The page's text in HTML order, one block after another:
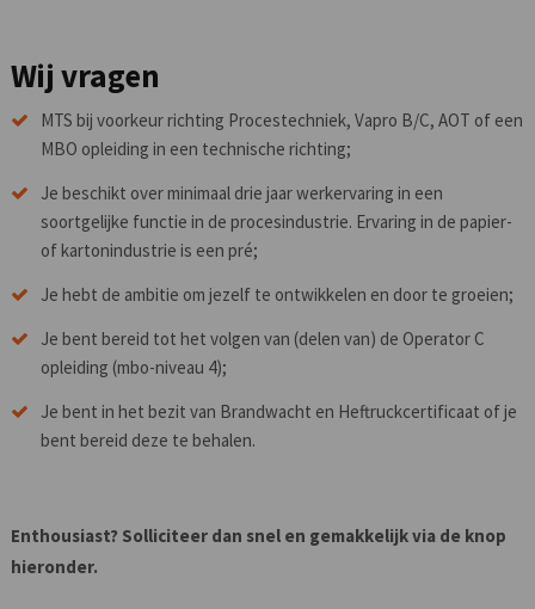
Wij vragen
MTS bij voorkeur richting Procestechniek, Vapro B/C, AOT of een
MBO opleiding in een technische richting;
Je beschikt over minimaal drie jaar werkervaring in een
soortgelijke functie in de procesindustrie. Ervaring in de papier-
of kartonindustrie is een pré;
Je hebt de ambitie om jezelf te ontwikkelen en door te groeien;
Je bent bereid tot het volgen van (delen van) de Operator C
opleiding (mbo-niveau 4);
Je bent in het bezit van Brandwacht en Heftruckcertificaat of je
bent bereid deze te behalen.
Enthousiast? Solliciteer dan snel en gemakkelijk via de knop
hieronder.